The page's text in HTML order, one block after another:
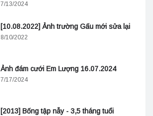
7/13/2024
[10.08.2022] Ảnh trường Gấu mới sửa lại
8/10/2022
Ảnh đám cưới Em Lượng 16.07.2024
7/17/2024
[2013] Bống tập nẫy - 3,5 tháng tuổi